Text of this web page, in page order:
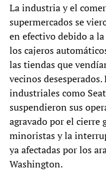
La industria y el
supermercados se
en efectivo debido a
los cajeros
las tiendas que
vecinos
industriales como
suspendieron sus
agravado por el cierre
minoristas y la
ya afectadas por los
Washington.